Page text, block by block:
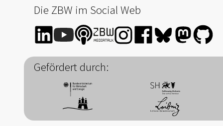
Die ZBW im Social Web
Gefördert durch: